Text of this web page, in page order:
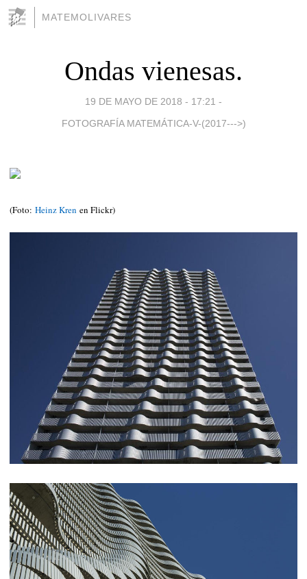
MATEMOLIVARES
Ondas vienesas.
19 DE MAYO DE 2018 - 17:21 -
FOTOGRAFÍA MATEMÁTICA-V-(2017--->)
(Foto: Heinz Kren en Flickr)